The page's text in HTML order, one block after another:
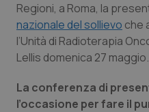
Calabria
Campania
Emilia-Romagna
Asma & BPCO
Car-T
Colesterolo &
Regioni, a Roma, la
nazionale del sollievo che
l’Unità di Radioterapia
Lellis domenica 27 maggio.
La conferenza di
l’occasione per fare il